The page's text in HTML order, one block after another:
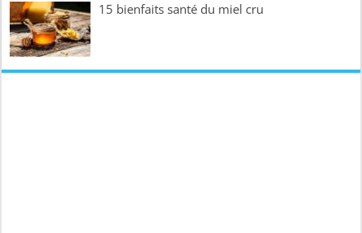
15 bienfaits santé du miel cru